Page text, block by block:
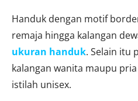
Handuk dengan motif
remaja hingga kalangan
ukuran handuk. Selain itu
kalangan wanita maupu
istilah unisex.